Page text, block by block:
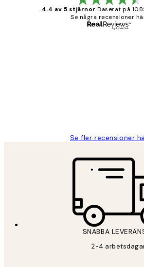
4.4 av 5 stjärnor Baserat på
Se några recensioner
Se fler recensioner
SNABBA
2-4